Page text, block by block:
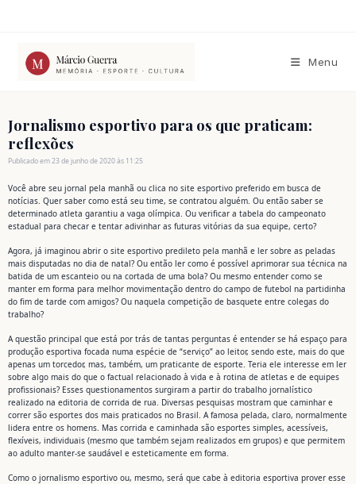
conteúdo
Menu
Jornalismo esportivo para os que praticam:
reflexões
Publicado em 23 de junho de 2020 às 11:25
Você abre seu jornal pela manhã ou clica no site esportivo preferido em busca de
notícias. Quer saber como está seu time, se contratou alguém. Ou então saber se
determinado atleta garantiu a vaga olímpica. Ou verificar a tabela do campeonato
estadual para checar e tentar adivinhar as futuras vitórias da sua equipe, certo?
Agora, já imaginou abrir o site esportivo predileto pela manhã e ler sobre as peladas
mais disputadas no dia de natal? Ou então ler como é possível aprimorar sua técnica na
batida de um escanteio ou na cortada de uma bola? Ou mesmo entender como se
manter em forma para melhor movimentação dentro do campo de futebol na partidinha
do fim de tarde com amigos? Ou naquela competição de basquete entre colegas do
trabalho?
A questão principal que está por trás de tantas perguntas é entender se há espaço para
produção esportiva focada numa espécie de “serviço” ao leitor, sendo este, mais do que
apenas um torcedor, mas, também, um praticante de esporte. Teria ele interesse em ler
sobre algo mais do que o factual relacionado à vida e à rotina de atletas e de equipes
profissionais? Esses questionamentos surgiram a partir do trabalho jornalístico
realizado na editoria de corrida de rua. Diversas pesquisas mostram que caminhar e
correr são esportes dos mais praticados no Brasil. A famosa pelada, claro, normalmente
lidera entre os homens. Mas corrida e caminhada são esportes simples, acessíveis,
flexíveis, individuais (mesmo que também sejam realizados em grupos) e que permitem
ao adulto manter-se saudável e esteticamente em forma.
Como o jornalismo esportivo ou, mesmo, será que cabe à editoria esportiva prover esse